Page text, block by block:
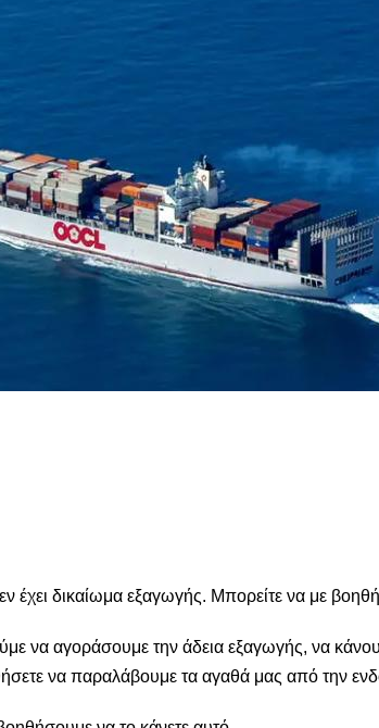
έχει δικαίωμα εξαγωγής. Μπορείτε να με
να αγοράσουμε την άδεια εξαγωγής, να
να παραλάβουμε τα αγαθά μας από την